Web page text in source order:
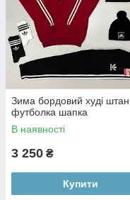
Зима бордовий худі
футболка шапка
В наявності
3 250 ₴
Купити